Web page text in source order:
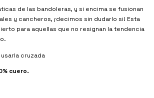
de las bandoleras, y si encima se fusionan
y cancheros, ¡decimos sin dudarlo si! Esta
para aquellas que no resignan la tendencia
cruzada
cuero.